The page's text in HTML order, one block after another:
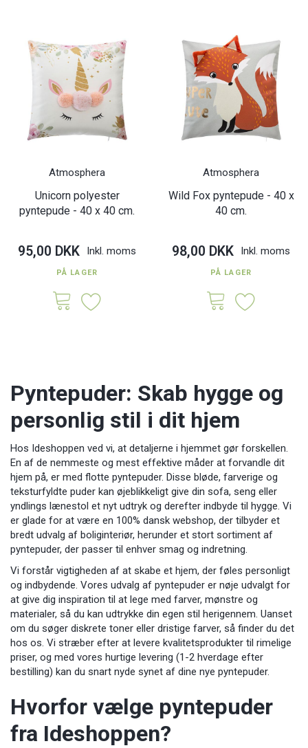
Atmosphera
Unicorn polyester
pyntepude - 40 x 40 cm.
95,00 DKK Inkl. moms
PÅ LAGER
Atmosphera
Wild Fox pyntepude - 40 x
40 cm.
98,00 DKK Inkl. moms
PÅ LAGER
Pyntepuder: Skab hygge og
personlig stil i dit hjem
Hos Ideshoppen ved vi, at detaljerne i hjemmet gør forskellen.
En af de nemmeste og mest effektive måder at forvandle dit
hjem på, er med flotte pyntepuder. Disse bløde, farverige og
teksturfyldte puder kan øjeblikkeligt give din sofa, seng eller
yndlings lænestol et nyt udtryk og derefter indbyde til hygge. Vi
er glade for at være en 100% dansk webshop, der tilbyder et
bredt udvalg af boliginteriør, herunder et stort sortiment af
pyntepuder, der passer til enhver smag og indretning.
Vi forstår vigtigheden af at skabe et hjem, der føles personligt
og indbydende. Vores udvalg af pyntepuder er nøje udvalgt for
at give dig inspiration til at lege med farver, mønstre og
materialer, så du kan udtrykke din egen stil herigennem. Uanset
om du søger diskrete toner eller dristige farver, så finder du det
hos os. Vi stræber efter at levere kvalitetsprodukter til rimelige
priser, og med vores hurtige levering (1-2 hverdage efter
bestilling) kan du snart nyde synet af dine nye pyntepuder.
Hvorfor vælge pyntepuder
fra Ideshoppen?